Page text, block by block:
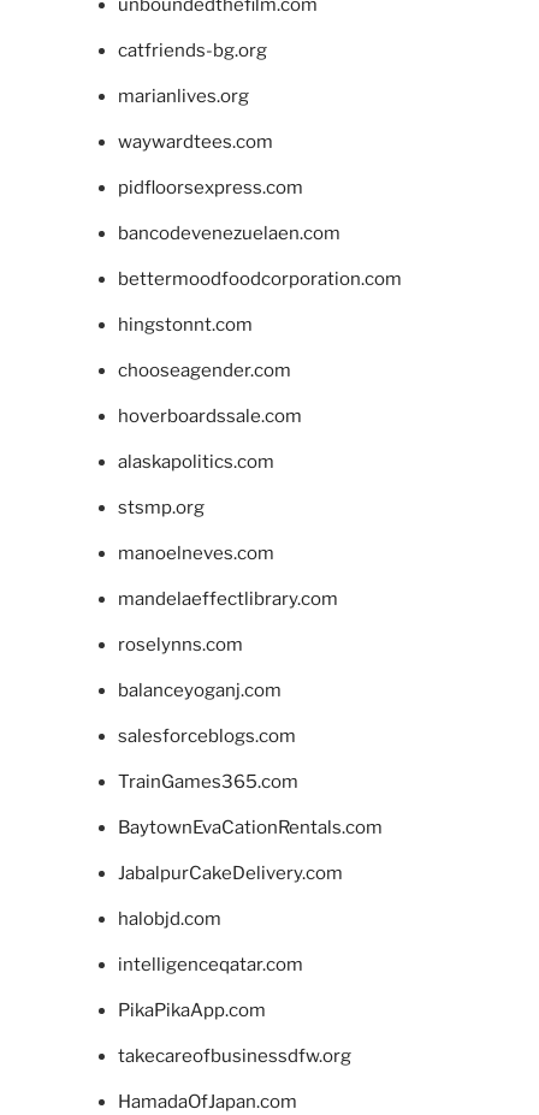
unboundedthefilm.com
catfriends-bg.org
marianlives.org
waywardtees.com
pidfloorsexpress.com
bancodevenezuelaen.com
bettermoodfoodcorporation.com
hingstonnt.com
chooseagender.com
hoverboardssale.com
alaskapolitics.com
stsmp.org
manoelneves.com
mandelaeffectlibrary.com
roselynns.com
balanceyoganj.com
salesforceblogs.com
TrainGames365.com
BaytownEvaCationRentals.com
JabalpurCakeDelivery.com
halobjd.com
intelligenceqatar.com
PikaPikaApp.com
takecareofbusinessdfw.org
HamadaOfJapan.com